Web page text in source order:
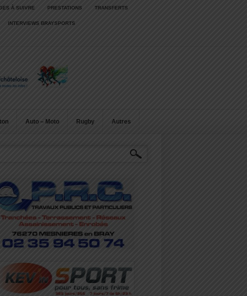
À SUIVRE PRESTATIONS TRANSFERTS
INTERVIEWS BRAYSPORTS
Auto – Moto Rugby Autres